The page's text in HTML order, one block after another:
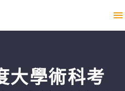
大學術科考